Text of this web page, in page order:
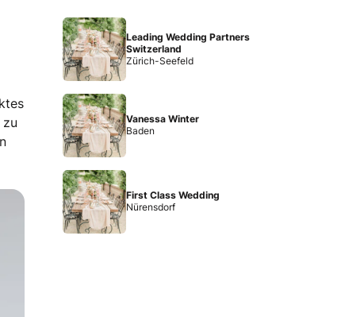
Leading Wedding Partners
Switzerland
Zürich-Seefeld
Vanessa Winter
Baden
First Class Wedding
Nürensdorf